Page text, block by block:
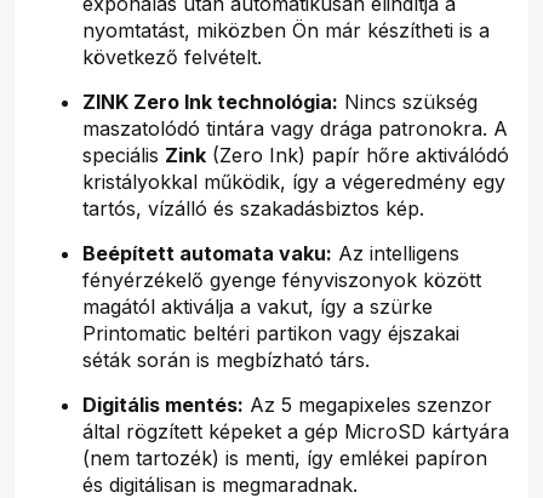
nyomtatást, miközben Ön már készítheti is a
következő felvételt.
ZINK Zero Ink technológia: Nincs szükség
maszatolódó tintára vagy drága patronokra. A
speciális Zink (Zero Ink) papír hőre aktiválódó
kristályokkal működik, így a végeredmény egy
tartós, vízálló és szakadásbiztos kép.
Beépített automata vaku: Az intelligens
fényérzékelő gyenge fényviszonyok között
magától aktiválja a vakut, így a szürke
Printomatic beltéri partikon vagy éjszakai
séták során is megbízható társ.
Digitális mentés: Az 5 megapixeles szenzor
által rögzített képeket a gép MicroSD kártyára
(nem tartozék) is menti, így emlékei papíron
és digitálisan is megmaradnak.